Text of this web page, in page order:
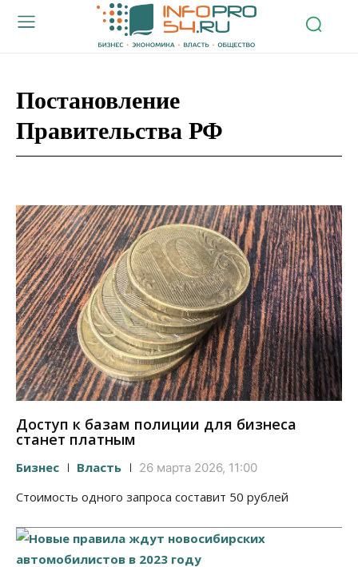
Постановление
Правительства РФ
Доступ к базам полиции для бизнеса
станет платным
Бизнес Власть 26 марта 2026, 11:00
Стоимость одного запроса составит 50 рублей